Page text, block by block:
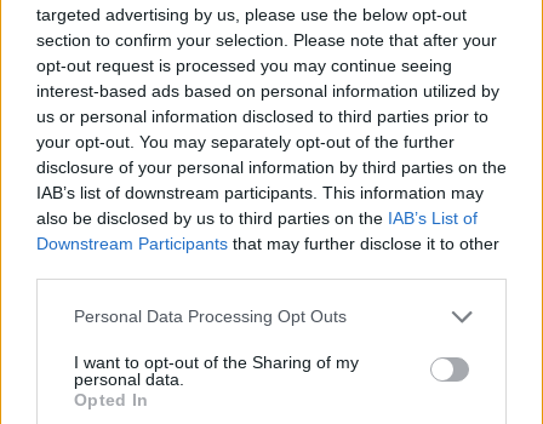
targeted advertising by us, please use the below opt-out
section to confirm your selection. Please note that after your
opt-out request is processed you may continue seeing
interest-based ads based on personal information utilized by
us or personal information disclosed to third parties prior to
your opt-out. You may separately opt-out of the further
disclosure of your personal information by third parties on the
IAB’s list of downstream participants. This information may
also be disclosed by us to third parties on the IAB’s List of
Downstream Participants that may further disclose it to other
Personal Data Processing Opt Outs
I want to opt-out of the Sharing of my
personal data.
Opted In
Dziecko w sztuce – 14 pytań
sprawdzających Twoją pamięć
Czy zdobędziesz komplet